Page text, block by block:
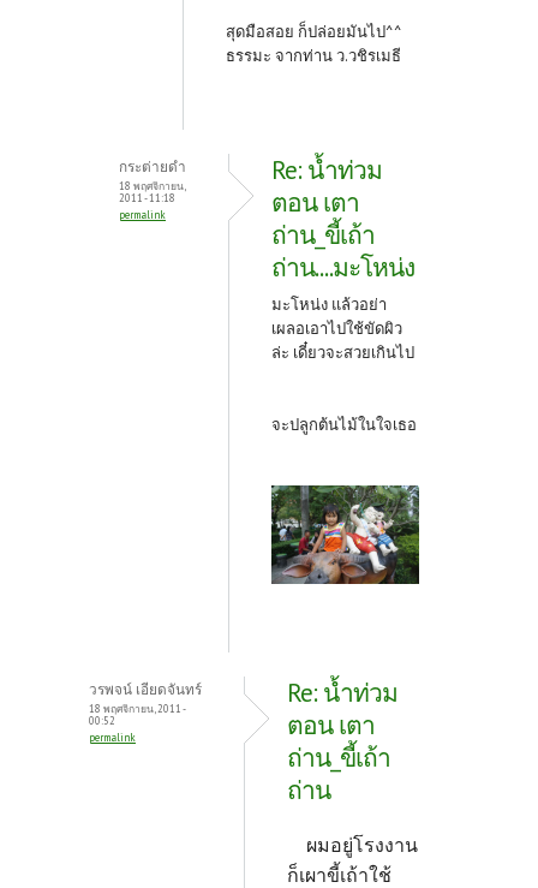
สุดมือสอย ก็ปล่อยมันไป^^
ธรรมะ จากท่าน ว.วชิรเมธี
กระต่ายดำ
18 พฤศจิกายน,
2011 - 11:18
permalink
Re: น้ำท่วม
ตอน เตา
ถ่าน_ขี้เถ้า
ถ่าน....มะโหน่ง
มะโหน่ง แล้วอย่า
เผลอเอาไปใช้ขัดผิว
ล่ะ เดี๋ยวจะสวยเกินไป
จะปลูกต้นไม้ในใจเธอ
วรพจน์ เอียดจันทร์
18 พฤศจิกายน, 2011 -
00:52
permalink
Re: น้ำท่วม
ตอน เตา
ถ่าน_ขี้เถ้า
ถ่าน
ผมอยู่โรงงาน
ก็เผาขี้เถ้าใช้